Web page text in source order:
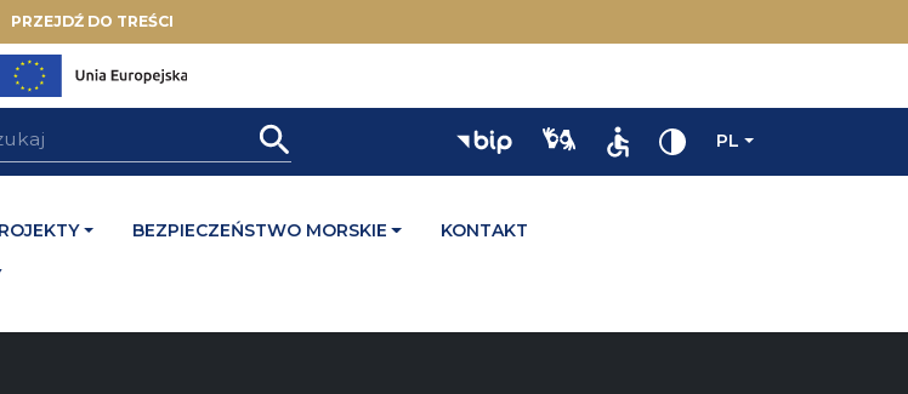
PRZEJDŹ DO TREŚCI
PL
BEZPIECZEŃSTWO MORSKIE KONTAKT